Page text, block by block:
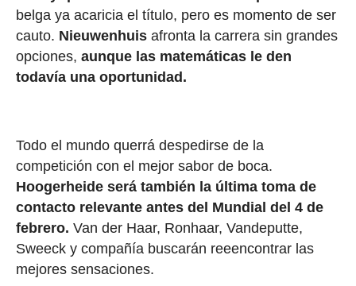
belga ya acaricia el título, pero es momento de ser
cauto. Nieuwenhuisafronta la carrera sin grandes
opciones, aunque las matemáticas le den
todavía una oportunidad.
Todo el mundo querrá despedirse de la
competición con el mejor sabor de boca.
Hoogerheide será también la última toma de
contacto relevante antes del Mundial del 4 de
febrero. Van der Haar, Ronhaar, Vandeputte,
Sweeck y compañía buscarán reeencontrar las
mejores sensaciones.